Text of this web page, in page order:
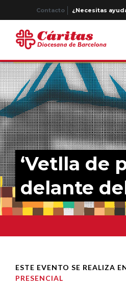
Contacto ¿Necesitas
‘Vetlla de
delante
ESTE EVENTO SE REALIZA
PRESENCIAL